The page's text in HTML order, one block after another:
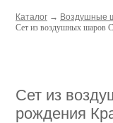
Каталог → Воздушные
Сет из воздушных шаров
Сет из
рождения